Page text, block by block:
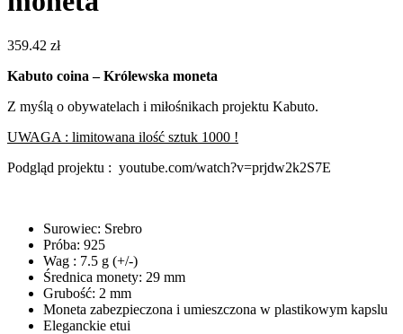
359.42 zł
Kabuto coina – Królewska moneta
Z myślą o obywatelach i miłośnikach projektu Kabuto.
UWAGA : limitowana ilość sztuk 1000 !
Podgląd projektu : youtube.com/watch?v=prjdw2k2S7E
Surowiec: Srebro
Próba: 925
Wag : 7.5 g (+/-)
Średnica monety: 29 mm
Grubość: 2 mm
Moneta zabezpieczona i umieszczona w plastikowym kapslu
Eleganckie etui